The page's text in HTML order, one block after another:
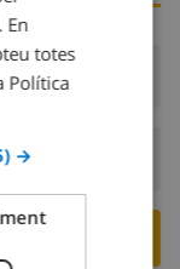
19:00
›
En
totes
Política
→